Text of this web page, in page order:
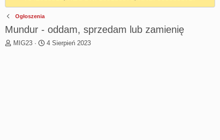
Ogłoszenia
Mundur - oddam, sprzedam lub zamienię
TMIG23
R
4 Sierpień 2023